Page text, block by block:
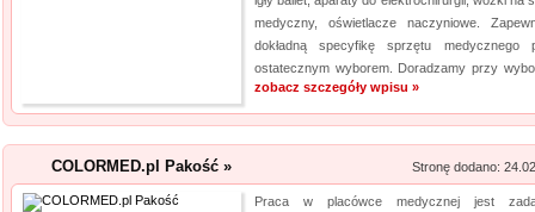
medyczny, oświetlacze naczyniowe.
dokładną specyfikę sprzętu medycznego
ostatecznym wyborem. Doradzamy przy
zobacz szczegóły wpisu »
COLORMED.pl Pakość » Stronę dodano:
Praca w placówce medycznej jest